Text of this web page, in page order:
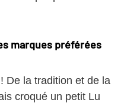
marques préférées
De la tradition et de la
croqué un petit Lu